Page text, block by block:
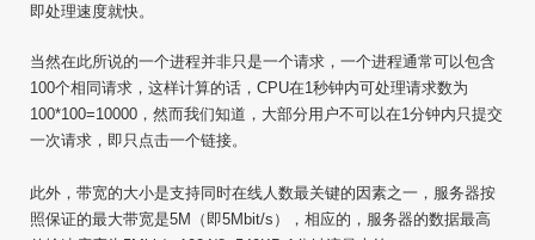
即处理速度就快。
当然在此所说的一个进程并非只是一个请求，一个进程通常可以包含
100个相同请求，这样计算的话， CPU在1秒钟内可处理请求数为
100*100=10000 ，然而我们知道，大部分用户不可以在1分钟内只提交
一次请求，即只点击一个链接。
此外，带宽的大小是支持同时在线人数最关键的因素之一，服务器按
照保证的最大带宽是5M （即5Mbit/s ），相应的，服务器的数据最高